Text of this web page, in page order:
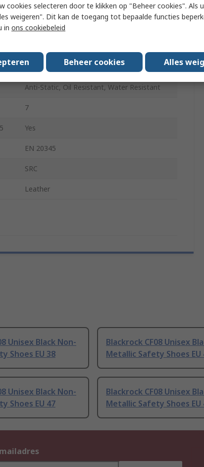
6
Black
Lace Up
Anti-Static, Oil Resistant, Water Resistant
7
Yes
EN 20345
SRC
Leather
Unisex Black Non-
Shoes EU 38
Blackrock CF08 Unisex
Metallic Safety Shoes EU
Unisex Black Non-
Shoes EU 47
Blackrock CF08 Unisex
Metallic Safety Shoes EU
cookies selecteren door te klikken op "Beheer cookies". Als
weigeren". Dit kan de toegang tot bepaalde functies
in ons cookiebeleid
Beheer cookies Alles